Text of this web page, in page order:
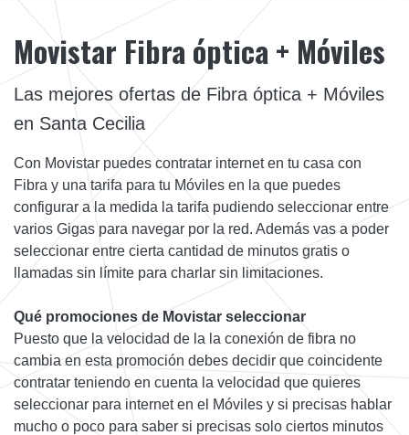
Movistar Fibra óptica + Móviles
Las mejores ofertas de Fibra óptica + Móviles
en Santa Cecilia
Con Movistar puedes contratar internet en tu casa con
Fibra y una tarifa para tu Móviles en la que puedes
configurar a la medida la tarifa pudiendo seleccionar entre
varios Gigas para navegar por la red. Además vas a poder
seleccionar entre cierta cantidad de minutos gratis o
llamadas sin límite para charlar sin limitaciones.
Qué promociones de Movistar seleccionar
Puesto que la velocidad de la la conexión de fibra no
cambia en esta promoción debes decidir que coincidente
contratar teniendo en cuenta la velocidad que quieres
seleccionar para internet en el Móviles y si precisas hablar
mucho o poco para saber si precisas solo ciertos minutos